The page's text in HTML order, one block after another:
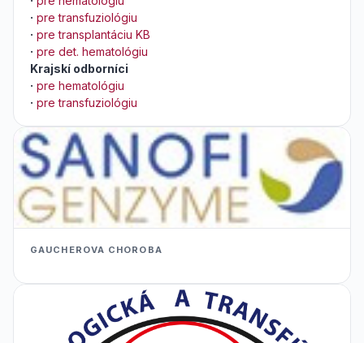
· pre transfuziológiu
· pre transplantáciu KB
· pre det. hematológiu
Krajskí odborníci
· pre hematológiu
· pre transfuziológiu
GAUCHEROVA CHOROBA